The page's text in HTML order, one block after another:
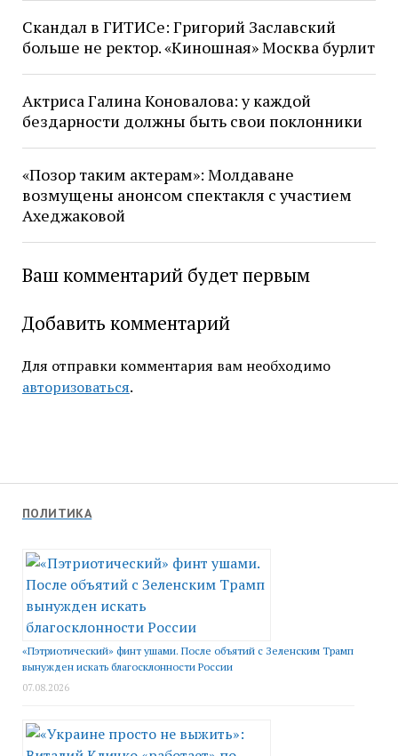
ПОЛИТИКА
«Пэтриотический» финт ушами. После объятий с Зеленским Трамп
вынужден искать благосклонности России
07.08.2026
Скандал в ГИТИСе: Григорий Заславский
больше не ректор. «Киношная» Москва бурлит
Актриса Галина Коновалова: у каждой
бездарности должны быть свои поклонники
«Позор таким актерам»: Молдаване
возмущены анонсом спектакля с участием
Ахеджаковой
Ваш комментарий будет первым
Добавить комментарий
Для отправки комментария вам необходимо
авторизоваться.